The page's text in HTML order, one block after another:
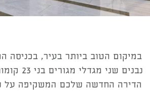
במיקום הטוב ביותר בעיר, בכניסה
נבנים
הדירה החדשה שלכם המשקיפה על